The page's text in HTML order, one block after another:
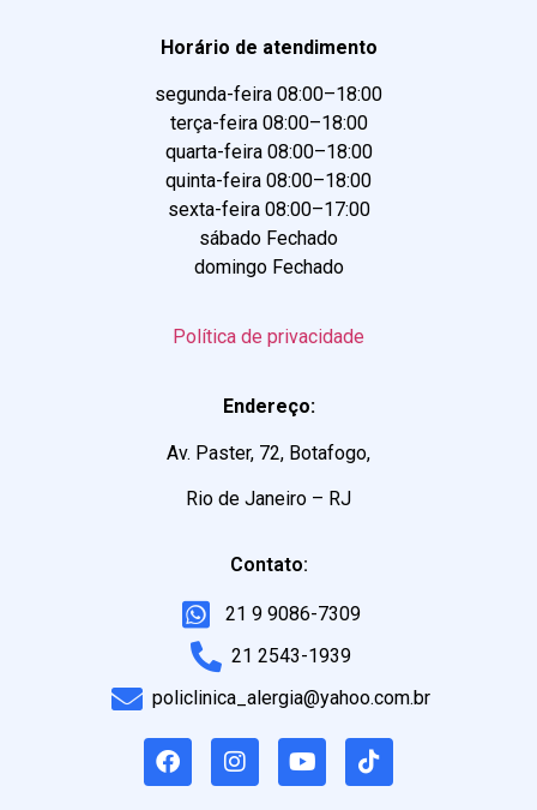
Horário de atendimento
segunda-feira 08:00–18:00
terça-feira 08:00–18:00
quarta-feira 08:00–18:00
quinta-feira 08:00–18:00
sexta-feira 08:00–17:00
sábado Fechado
domingo Fechado
Política de privacidade
Endereço:
Av. Paster, 72, Botafogo,
Rio de Janeiro – RJ
Contato:
21 9 9086-7309
21 2543-1939
policlinica_alergia@yahoo.com.br